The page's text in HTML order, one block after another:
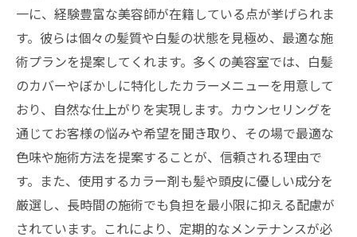
一に、経験豊富な美容師が在籍している点が挙げられま
す。彼らは個々の髪質や白髪の状態を見極め、最適な施
術プランを提案してくれます。多くの美容室では、白髪
のカバーやぼかしに特化したカラーメニューを用意して
おり、自然な仕上がりを実現します。カウンセリングを
通じてお客様の悩みや希望を聞き取り、その場で最適な
色味や施術方法を提案することが、信頼される理由で
す。また、使用するカラー剤も髪や頭皮に優しい成分を
厳選し、長時間の施術でも負担を最小限に抑える配慮が
されています。これにより、定期的なメンテナンスが必